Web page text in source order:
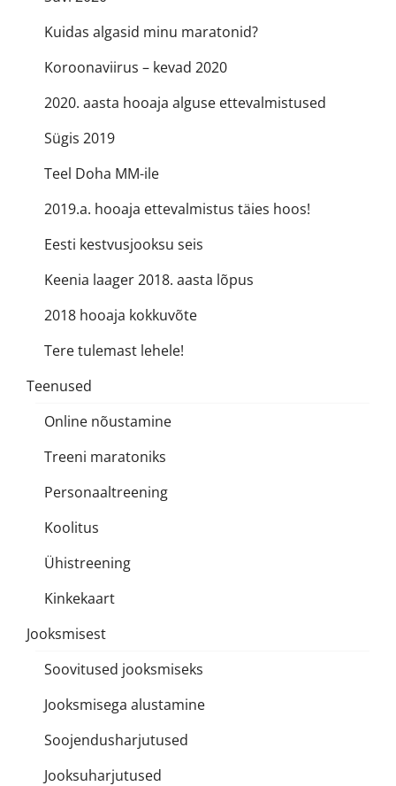
Kuidas algasid minu maratonid?
Koroonaviirus – kevad 2020
2020. aasta hooaja alguse ettevalmistused
Sügis 2019
Teel Doha MM-ile
2019.a. hooaja ettevalmistus täies hoos!
Eesti kestvusjooksu seis
Keenia laager 2018. aasta lõpus
2018 hooaja kokkuvõte
Tere tulemast lehele!
Teenused
Online nõustamine
Treeni maratoniks
Personaaltreening
Koolitus
Ühistreening
Kinkekaart
Jooksmisest
Soovitused jooksmiseks
Jooksmisega alustamine
Soojendusharjutused
Jooksuharjutused